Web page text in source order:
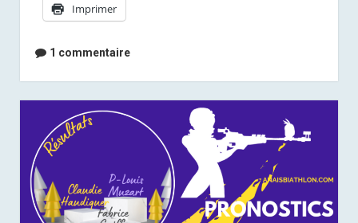
der
Imprimer
1 commentaire